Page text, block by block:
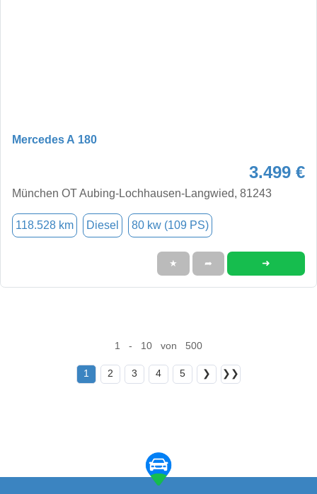
Mercedes A 180
3.499 €
München OT Aubing-Lochhausen-Langwied, 81243
118.528 km Diesel 80 kw (109 PS)
★ ➦ ➜
1 - 10 von 500
1 2 3 4 5 ❯ ❯❯